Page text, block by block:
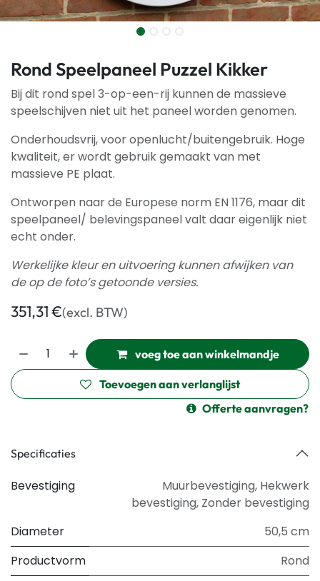
Rond Speelpaneel Puzzel Kikker
Bij dit rond spel 3-op-een-rij kunnen de massieve
speelschijven niet uit het paneel worden genomen.
Onderhoudsvrij, voor openlucht/buitengebruik. Hoge
kwaliteit, er wordt gebruik gemaakt van met
massieve PE plaat.
Ontworpen naar de Europese norm EN 1176, maar dit
speelpaneel/ belevingspaneel valt daar eigenlijk niet
echt onder.
Werkelijke kleur en uitvoering kunnen afwijken van
de op de foto’s getoonde versies.
351,31€(excl. BTW)
voeg toe aan winkelmandje
Toevoegen aan verlanglijst
Offerte aanvragen?
Specificaties
Bevestiging Muurbevestiging, Hekwerk
bevestiging, Zonder bevestiging
Diameter
50,5 cm
Productvorm
Rond